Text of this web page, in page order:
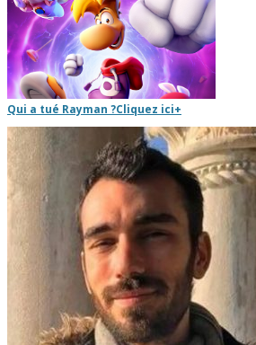
Qui a tué Rayman ?Cliquez ici+